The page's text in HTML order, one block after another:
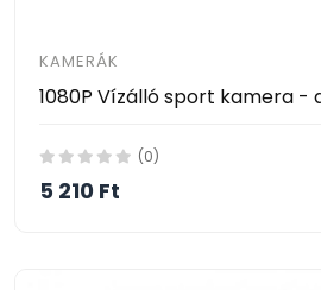
KAMERÁK
(0)
5 210 Ft